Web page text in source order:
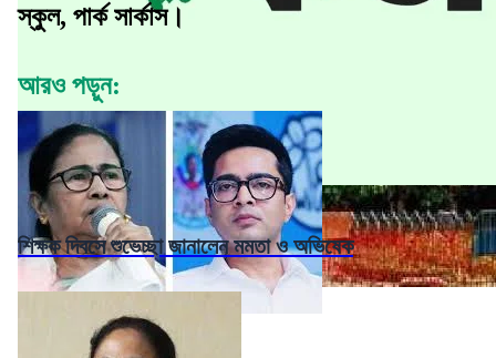
স্কুল, পার্ক সার্কাস।
আরও পড়ুন:
শিক্ষক দিবসে শুভেচ্ছা জানালেন মমতা ও অভিষেক